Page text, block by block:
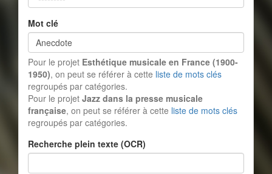
Mot clé
Pour le projet Esthétique musicale en France (1900-
1950), on peut se référer à cette liste de mots clés
regroupés par catégories.
Pour le projet Jazz dans la presse musicale
française, on peut se référer à cette liste de mots clés
regroupés par catégories.
Recherche plein texte (OCR)